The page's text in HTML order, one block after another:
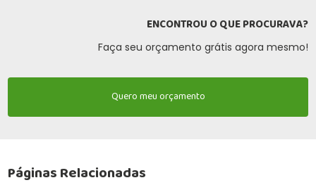
ENCONTROU O QUE PROCURAVA?
Faça seu orçamento grátis agora mesmo!
Quero meu orçamento
Páginas Relacionadas